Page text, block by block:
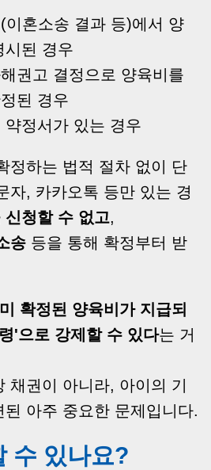
이혼소송 결과 등)에서 양
시된 경우
권고 결정으로 양육비를
된 경우
약정서가 있는 경우
정하는 법적 절차 없이 단
자, 카카오톡 등만 있는 경
신청할 수 없고,
송 등을 통해 확정부터 받
확정된 양육비가 지급되
'으로 강제할 수 있다는 거
채권이 아니라, 아이의 기
아주 중요한 문제입니다.
수 있나요?